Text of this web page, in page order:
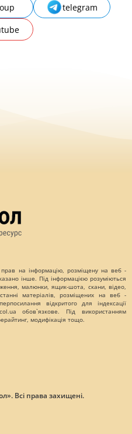
telegram
на інформацію, розміщену на веб -
інше. Під інформацією розуміються
малюнки, ящик-шота, скани, відео,
матеріалів, розміщених на веб -
відкритого для індексації
обов`язкове. Під використанням
модифікація тощо.
Всі права захищені.